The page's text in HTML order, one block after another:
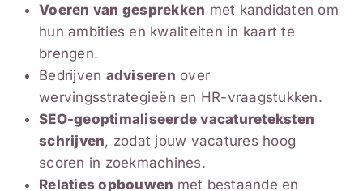
Voeren van gesprekken met kandidaten om
hun ambities en kwaliteiten in kaart te
brengen.
Bedrijven adviseren over
wervingsstrategieën en HR-vraagstukken.
SEO-geoptimaliseerde vacatureteksten
schrijven, zodat jouw vacatures hoog
scoren in zoekmachines.
Relaties opbouwen met bestaande en